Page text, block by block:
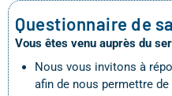
Questionnaire de
Vous êtes venu auprès du
Nous vous invitons à
afin de nous permettre